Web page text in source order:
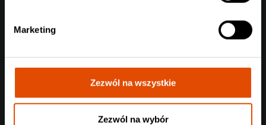
Marketing
Zezwól na wszystkie
Zezwól na wybór